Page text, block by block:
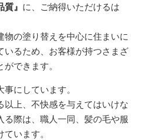
』 に、ご納得いただけるは
の塗り替えを中心に住まいに
いるため、お客様が持つさまざ
できます。
にしています。
以上、不快感を与えてはいけな
る際は、職人一同、髪の毛や服
います。